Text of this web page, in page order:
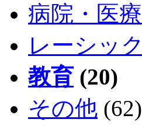
病院・医療
レーシック
教育 (20)
その他 (62)